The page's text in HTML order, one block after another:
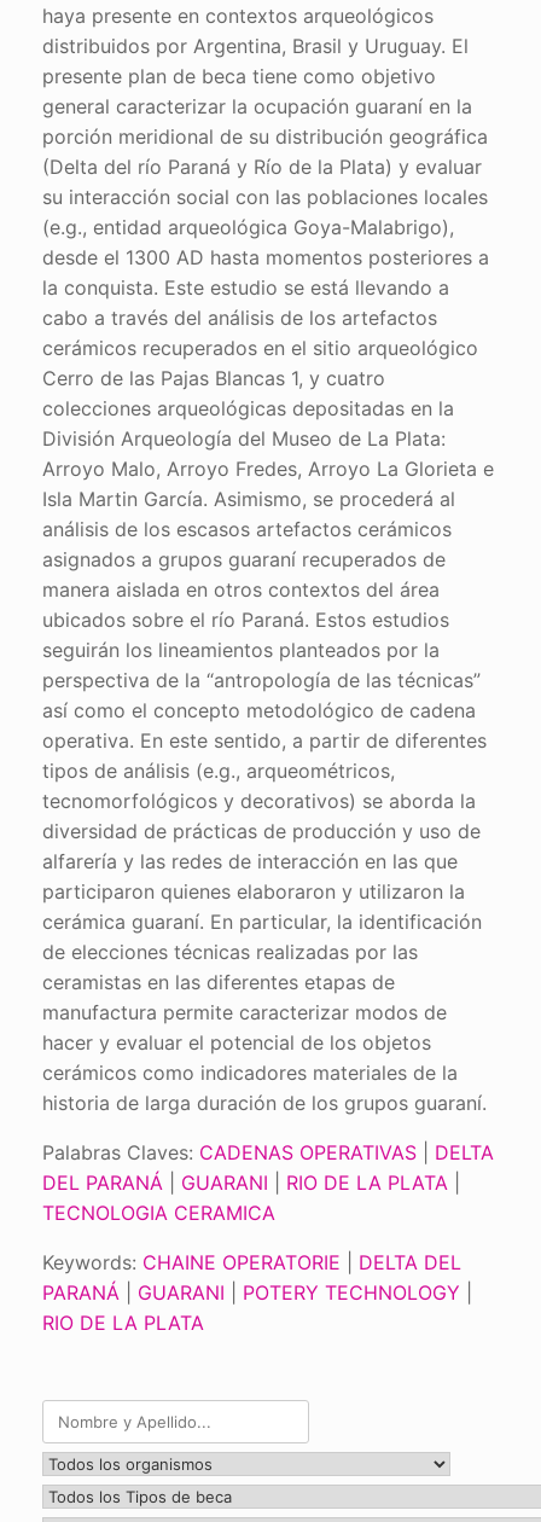
haya presente en contextos arqueológicos
distribuidos por Argentina, Brasil y Uruguay. El
presente plan de beca tiene como objetivo
general caracterizar la ocupación guaraní en la
porción meridional de su distribución geográfica
(Delta del río Paraná y Río de la Plata) y evaluar
su interacción social con las poblaciones locales
(e.g., entidad arqueológica Goya-Malabrigo),
desde el 1300 AD hasta momentos posteriores a
la conquista. Este estudio se está llevando a
cabo a través del análisis de los artefactos
cerámicos recuperados en el sitio arqueológico
Cerro de las Pajas Blancas 1, y cuatro
colecciones arqueológicas depositadas en la
División Arqueología del Museo de La Plata:
Arroyo Malo, Arroyo Fredes, Arroyo La Glorieta e
Isla Martin García. Asimismo, se procederá al
análisis de los escasos artefactos cerámicos
asignados a grupos guaraní recuperados de
manera aislada en otros contextos del área
ubicados sobre el río Paraná. Estos estudios
seguirán los lineamientos planteados por la
perspectiva de la “antropología de las técnicas”
así como el concepto metodológico de cadena
operativa. En este sentido, a partir de diferentes
tipos de análisis (e.g., arqueométricos,
tecnomorfológicos y decorativos) se aborda la
diversidad de prácticas de producción y uso de
alfarería y las redes de interacción en las que
participaron quienes elaboraron y utilizaron la
cerámica guaraní. En particular, la identificación
de elecciones técnicas realizadas por las
ceramistas en las diferentes etapas de
manufactura permite caracterizar modos de
hacer y evaluar el potencial de los objetos
cerámicos como indicadores materiales de la
historia de larga duración de los grupos guaraní.
Palabras Claves: CADENAS OPERATIVAS
DELTA
DEL PARANÁ
GUARANI RIO DE LA PLATA
TECNOLOGIA CERAMICA
Keywords: CHAINE OPERATORIE
DELTA DEL
PARANÁ
GUARANI POTERY TECHNOLOGY
RIO DE LA PLATA